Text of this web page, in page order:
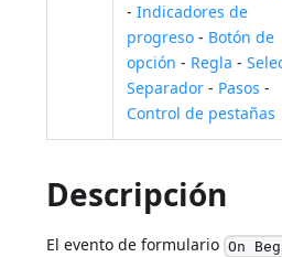
-Indicadores de
progreso - Botón de
opción - Regla -
Separador - Pasos -
Control de pestañas
Descripción
El evento de formulario On